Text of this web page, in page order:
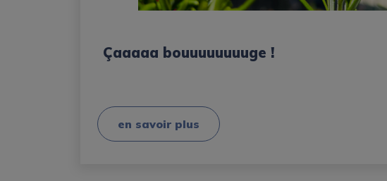
Çaaaaa bouuuuuuuuge !
en savoir plus